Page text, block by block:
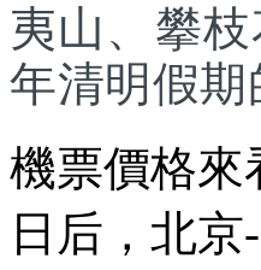
夷山、攀
年清明假期
機票價格來
日后，北